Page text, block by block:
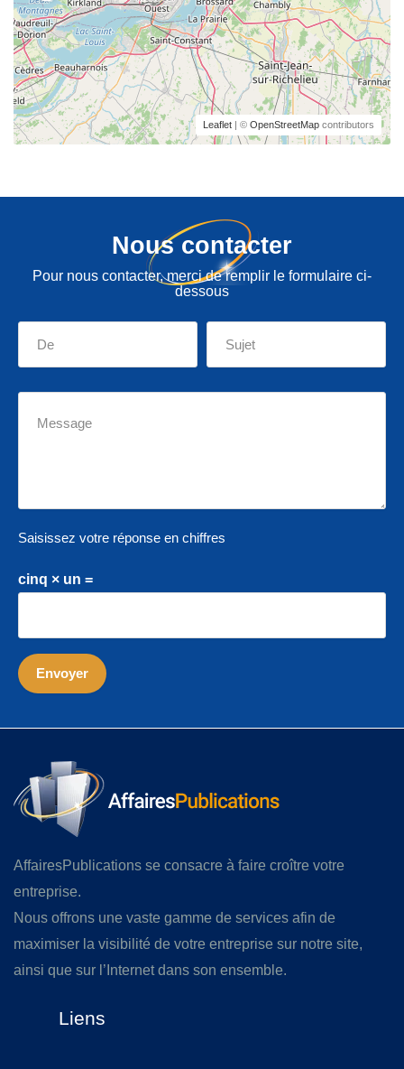
Leaflet | © OpenStreetMap contributors
Nous contacter
Pour nous contacter, merci de remplir le formulaire ci-
dessous
Saisissez votre réponse en chiffres
cinq × un =
AffairesPublications se consacre à faire croître votre
entreprise.
Nous offrons une vaste gamme de services afin de
maximiser la visibilité de votre entreprise sur notre site,
ainsi que sur l’Internet dans son ensemble.
Liens